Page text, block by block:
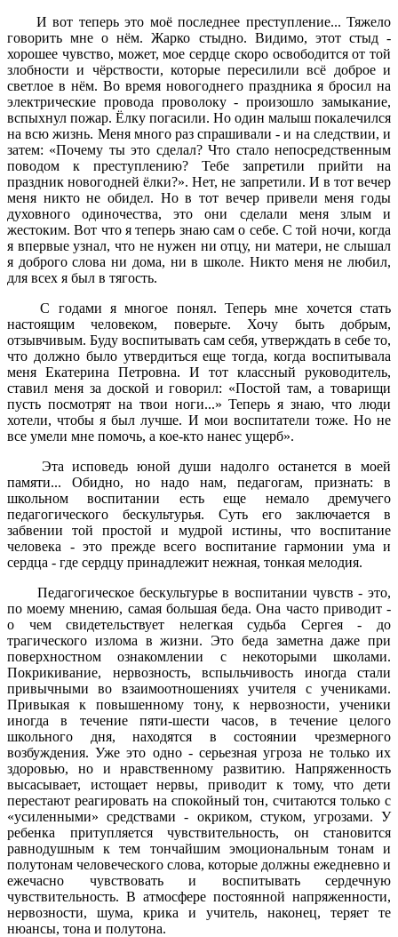
И вот теперь это моё последнее преступление... Тяжело
говорить мне о нём. Жарко стыдно. Видимо, этот стыд -
хорошее чувство, может, мое сердце скоро освободится от той
злобности и чёрствости, которые пересилили всё доброе и
светлое в нём. Во время новогоднего праздника я бросил на
электрические провода проволоку - произошло замыкание,
вспыхнул пожар. Ёлку погасили. Но один малыш покалечился
на всю жизнь. Меня много раз спрашивали - и на следствии, и
затем: «Почему ты это сделал? Что стало непосредственным
поводом к преступлению? Тебе запретили прийти на
праздник новогодней ёлки?». Нет, не запретили. И в тот вечер
меня никто не обидел. Но в тот вечер привели меня годы
духовного одиночества, это они сделали меня злым и
жестоким. Вот что я теперь знаю сам о себе. С той ночи, когда
я впервые узнал, что не нужен ни отцу, ни матери, не слышал
я доброго слова ни дома, ни в школе. Никто меня не любил,
для всех я был в тягость.
С годами я многое понял. Теперь мне хочется стать
настоящим человеком, поверьте. Хочу быть добрым,
отзывчивым. Буду воспитывать сам себя, утверждать в себе то,
что должно было утвердиться еще тогда, когда воспитывала
меня Екатерина Петровна. И тот классный руководитель,
ставил меня за доской и говорил: «Постой там, а товарищи
пусть посмотрят на твои ноги...» Теперь я знаю, что люди
хотели, чтобы я был лучше. И мои воспитатели тоже. Но не
все умели мне помочь, а кое-кто нанес ущерб».
Эта исповедь юной души надолго останется в моей
памяти... Обидно, но надо нам, педагогам, признать: в
школьном воспитании есть еще немало дремучего
педагогического бескультурья. Суть его заключается в
забвении той простой и мудрой истины, что воспитание
человека - это прежде всего воспитание гармонии ума и
сердца - где сердцу принадлежит нежная, тонкая мелодия.
Педагогическое бескультурье в воспитании чувств - это,
по моему мнению, самая большая беда. Она часто приводит -
о чем свидетельствует нелегкая судьба Сергея - до
трагического излома в жизни. Это беда заметна даже при
поверхностном ознакомлении с некоторыми школами.
Покрикивание, нервозность, вспыльчивость иногда стали
привычными во взаимоотношениях учителя с учениками.
Привыкая к повышенному тону, к нервозности, ученики
иногда в течение пяти-шести часов, в течение целого
школьного дня, находятся в состоянии чрезмерного
возбуждения. Уже это одно - серьезная угроза не только их
здоровью, но и нравственному развитию. Напряженность
высасывает, истощает нервы, приводит к тому, что дети
перестают реагировать на спокойный тон, считаются только с
«усиленными» средствами - окриком, стуком, угрозами. У
ребенка притупляется чувствительность, он становится
равнодушным к тем тончайшим эмоциональным тонам и
полутонам человеческого слова, которые должны ежедневно и
ежечасно чувствовать и воспитывать сердечную
чувствительность. В атмосфере постоянной напряженности,
нервозности, шума, крика и учитель, наконец, теряет те
нюансы, тона и полутона.